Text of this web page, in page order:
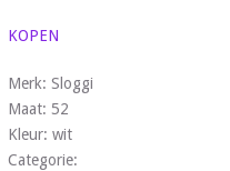
KOPEN
Merk: Sloggi
Maat: 52
Kleur: wit
Categorie: